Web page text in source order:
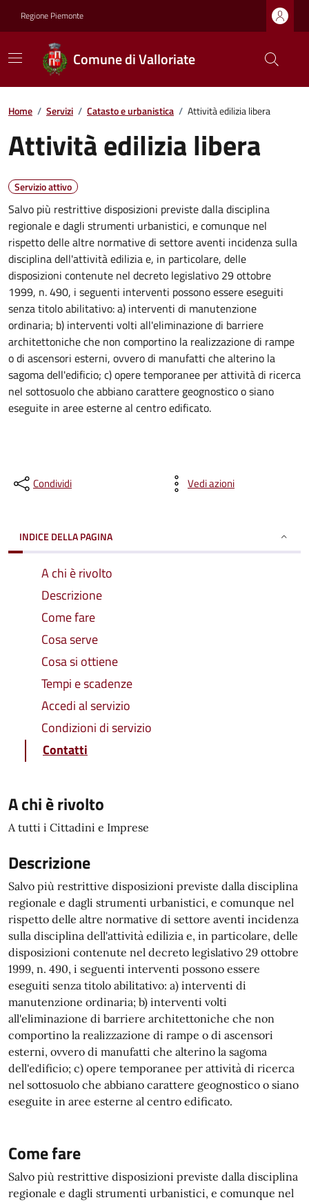
Regione Piemonte
Comune di Valloriate
Home / Servizi / Catasto e urbanistica / Attività edilizia libera
Attività edilizia libera
Servizio attivo
Salvo più restrittive disposizioni previste dalla disciplina
regionale e dagli strumenti urbanistici, e comunque nel
rispetto delle altre normative di settore aventi incidenza sulla
disciplina dell'attività edilizia e, in particolare, delle
disposizioni contenute nel decreto legislativo 29 ottobre
1999, n. 490, i seguenti interventi possono essere eseguiti
senza titolo abilitativo: a) interventi di manutenzione
ordinaria; b) interventi volti all'eliminazione di barriere
architettoniche che non comportino la realizzazione di rampe
o di ascensori esterni, ovvero di manufatti che alterino la
sagoma dell'edificio; c) opere temporanee per attività di ricerca
nel sottosuolo che abbiano carattere geognostico o siano
eseguite in aree esterne al centro edificato.
Condividi Vedi azioni
INDICE DELLA PAGINA
A chi è rivolto
Descrizione
Come fare
Cosa serve
Cosa si ottiene
Tempi e scadenze
Accedi al servizio
Condizioni di servizio
Contatti
A chi è rivolto
A tutti i Cittadini e Imprese
Descrizione
Salvo più restrittive disposizioni previste dalla disciplina
regionale e dagli strumenti urbanistici, e comunque nel
rispetto delle altre normative di settore aventi incidenza
sulla disciplina dell'attività edilizia e, in particolare, delle
disposizioni contenute nel decreto legislativo 29 ottobre
1999, n. 490, i seguenti interventi possono essere
eseguiti senza titolo abilitativo: a) interventi di
manutenzione ordinaria; b) interventi volti
all'eliminazione di barriere architettoniche che non
comportino la realizzazione di rampe o di ascensori
esterni, ovvero di manufatti che alterino la sagoma
dell'edificio; c) opere temporanee per attività di ricerca
nel sottosuolo che abbiano carattere geognostico o siano
eseguite in aree esterne al centro edificato.
Come fare
Salvo più restrittive disposizioni previste dalla disciplina
regionale e dagli strumenti urbanistici, e comunque nel